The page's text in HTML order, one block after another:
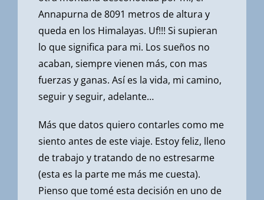
Annapurna de 8091 metros de altura y
queda en los Himalayas. Uf!!! Si supieran
lo que significa para mi. Los sueños no
acaban, siempre vienen más, con mas
fuerzas y ganas. Así es la vida, mi camino,
seguir y seguir, adelante…
Más que datos quiero contarles como me
siento antes de este viaje. Estoy feliz, lleno
de trabajo y tratando de no estresarme
(esta es la parte me más me cuesta).
Pienso que tomé esta decisión en uno de